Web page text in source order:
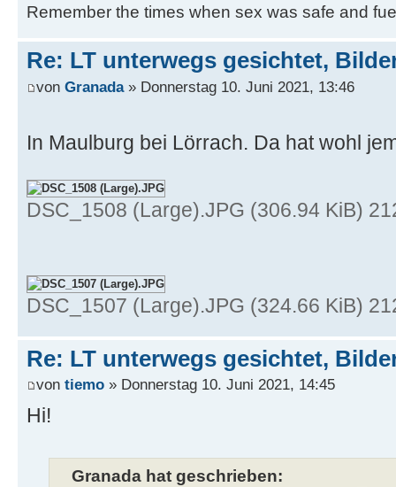
Remember the times when sex was safe and
Re: LT unterwegs gesichtet,
von Granada» Donnerstag 10. Juni 2021, 13:46
In Maulburg bei Lörrach. Da hat wohl
DSC_1508 (Large).JPG (306.94 KiB)
DSC_1507 (Large).JPG (324.66 KiB)
Re: LT unterwegs gesichtet,
von tiemo » Donnerstag 10. Juni 2021, 14:45
Hi!
Granada hat geschrieben: